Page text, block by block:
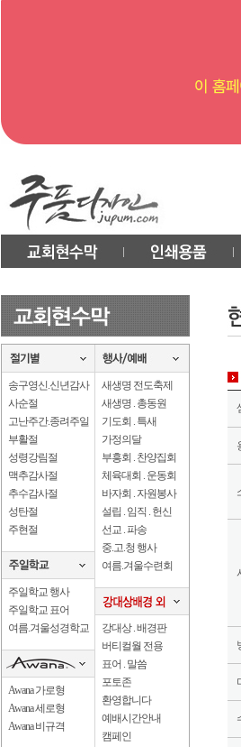
송구영신.신년감사
사순절
고난주간.종려주일
부활절
성령강림절
맥추감사절
추수감사절
성탄절
주현절
주일학교 행사
주일학교 표어
여름.겨울성경학교
Awana 가로형
Awana 세로형
Awana 비규격
새생명 전도축제
새생명 . 총동원
기도회 . 특새
가정의달
부흥회 . 찬양집회
체육대회 . 운동회
바자회 . 자원봉사
설립 . 임직 . 헌신
선교 . 파송
중.고.청 행사
여름.겨울수련회
강대상 . 배경판
버티컬월 전용
표어 . 말씀
포토존
환영합니다
예배시간안내
캠페인